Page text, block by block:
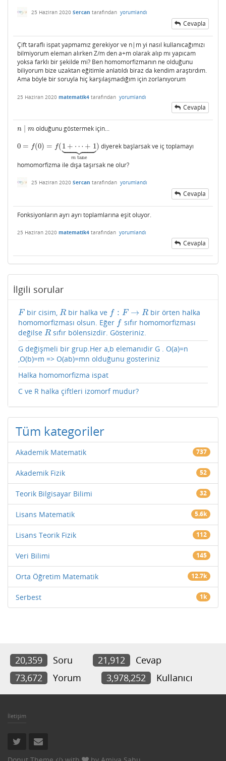
25 Haziran 2020 Sercan tarafından yorumlandı
Cevapla
Çift taraflı ispat yapmamız gerekiyor ve n|m yi nasıl kullanıcağımızı
bilmiyorum eleman alırken Z/m den a+m olarak alıp mı yapıcam
yoksa farklı bir şekilde mi? Ben homomorfizmanın ne olduğunu
biliyorum bize uzaktan eğitimle anlatıldı biraz da kendim araştırdım.
Ama böyle bir soruyla hiç karşılaşmadığım için zorlanıyorum
25 Haziran 2020 matematik4 tarafından yorumlandı
Cevapla
n m
n∣ m olduğunu göstermek için...
0 = f(0) = f(1 + ⋯ + 1
 

 
m tane
)
0 =f( )=f(1 +⋯ +1 ⏟mtane ) diyerek başlarsak ve iç toplamayı
homomorfizma ile dışa taşırsak ne olur?
25 Haziran 2020 Sercan tarafından yorumlandı
Cevapla
Fonksiyonların ayrı ayrı toplamlarına eşit oluyor.
25 Haziran 2020 matematik4 tarafından yorumlandı
Cevapla
İlgili sorular
F
F bir cisim, R
R bir halka ve f : F → R
f:F →R
bir örten halka
homomorfizması olsun. Eğer f
f sıfır homomorfizması
değilse R
R sıfır bölensizdir. Gösteriniz.
G değişmeli bir grup.Her a,b elemanıdir G . O(a)=n
,O(b)=m => O(ab)=mn olduğunu gosteriniz
Halka homomorfizma ispat
C ve R halka çiftleri izomorf mudur?
Tüm kategoriler
Akademik Matematik 737
Akademik Fizik 52
Teorik Bilgisayar Bilimi 32
Lisans Matematik 5.6k
Lisans Teorik Fizik 112
Veri Bilimi 145
Orta Öğretim Matematik 12.7k
Serbest 1k
20,359 Soru 21,912
Cevap
73,672
Yorum 3,978,252 Kullanıcı
İletişim